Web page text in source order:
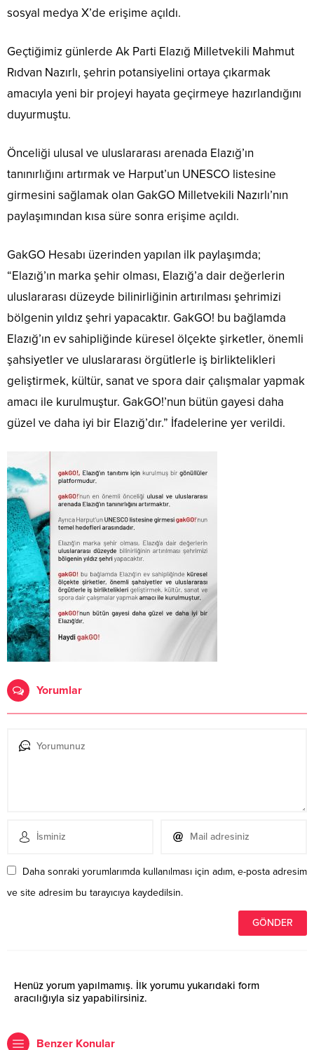
sosyal medya X’de erişime açıldı.
Geçtiğimiz günlerde Ak Parti Elazığ Milletvekili Mahmut
Rıdvan Nazırlı, şehrin potansiyelini ortaya çıkarmak
amacıyla yeni bir projeyi hayata geçirmeye hazırlandığını
duyurmuştu.
Önceliği ulusal ve uluslararası arenada Elazığ’ın
tanınırlığını artırmak ve Harput’un UNESCO listesine
girmesini sağlamak olan GakGO Milletvekili Nazırlı’nın
paylaşımından kısa süre sonra erişime açıldı.
GakGO Hesabı üzerinden yapılan ilk paylaşımda;
“Elazığ’ın marka şehir olması, Elazığ’a dair değerlerin
uluslararası düzeyde bilinirliğinin artırılması şehrimizi
bölgenin yıldız şehri yapacaktır. GakGO! bu bağlamda
Elazığ’ın ev sahipliğinde küresel ölçekte şirketler, önemli
şahsiyetler ve uluslararası örgütlerle iş birliktelikleri
geliştirmek, kültür, sanat ve spora dair çalışmalar yapmak
amacı ile kurulmuştur. GakGO!’nun bütün gayesi daha
güzel ve daha iyi bir Elazığ’dır.” İfadelerine yer verildi.
Yorumlar
Daha sonraki yorumlarımda kullanılması için adım, e-posta adresim
ve site adresim bu tarayıcıya kaydedilsin.
Henüz yorum yapılmamış. İlk yorumu yukarıdaki form
aracılığıyla siz yapabilirsiniz.
Benzer Konular